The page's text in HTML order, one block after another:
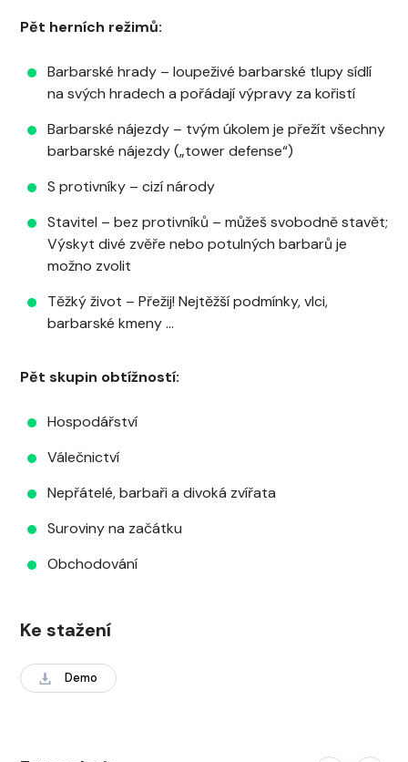
Pět herních režimů:
Barbarské hrady – loupeživé barbarské tlupy sídlí
na svých hradech a pořádají výpravy za kořistí
Barbarské nájezdy – tvým úkolem je přežít všechny
barbarské nájezdy („tower defense“)
S protivníky – cizí národy
Stavitel – bez protivníků – můžeš svobodně stavět;
Výskyt divé zvěře nebo potulných barbarů je
možno zvolit
Těžký život – Přežij! Nejtěžší podmínky, vlci,
barbarské kmeny …
Pět skupin obtížností:
Hospodářství
Válečnictví
Nepřátelé, barbaři a divoká zvířata
Suroviny na začátku
Obchodování
Ke stažení
Demo